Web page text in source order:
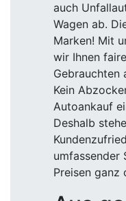
Aus
Was wir
Falls Sie am
Auto steht,
Fahrzeug
wir für Sie.